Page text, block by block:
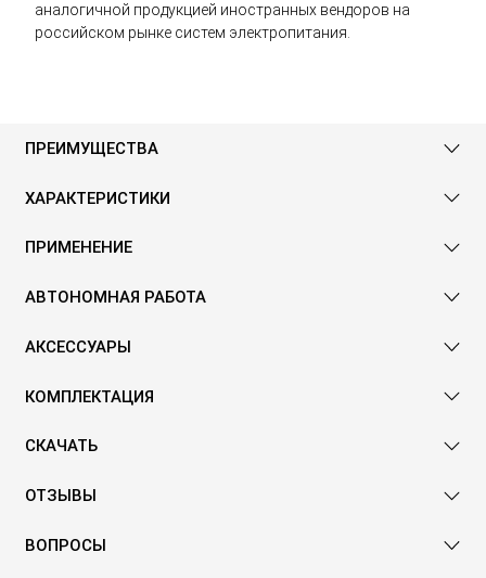
аналогичной продукцией иностранных вендоров на
российском рынке систем электропитания.
ПРЕИМУЩЕСТВА
ХАРАКТЕРИСТИКИ
ПРИМЕНЕНИЕ
АВТОНОМНАЯ РАБОТА
АКСЕССУАРЫ
КОМПЛЕКТАЦИЯ
СКАЧАТЬ
ОТЗЫВЫ
ВОПРОСЫ